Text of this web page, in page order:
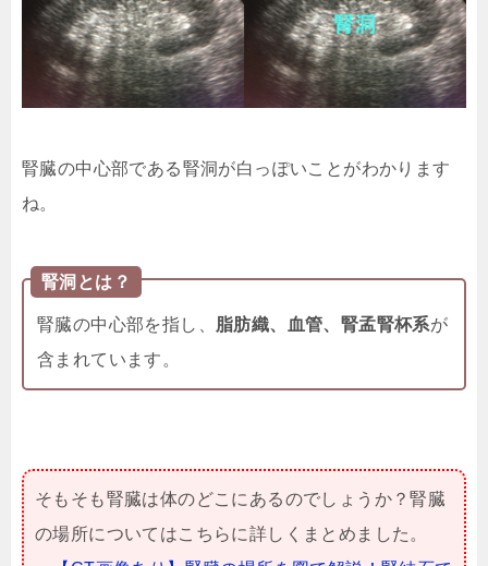
腎臓の中心部である腎洞が白っぽいことがわかります
ね。
腎洞とは？
腎臓の中心部を指し、 脂肪織、血管、腎孟腎杯系が
含まれています。
そもそも腎臓は体のどこにあるのでしょうか？腎臓
の場所についてはこちらに詳しくまとめました。